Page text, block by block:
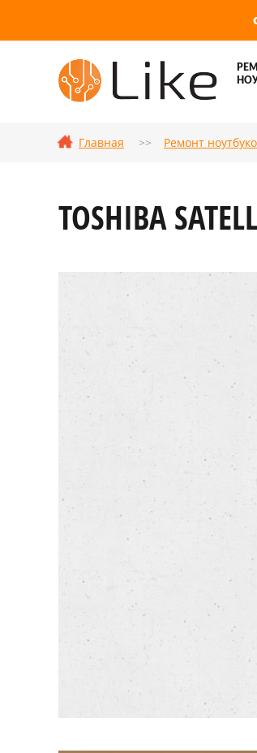
Главная Ремонт
TOSHIBA